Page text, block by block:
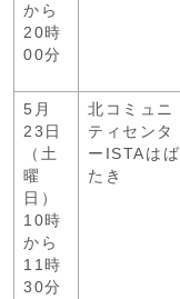
から
20時
00分
5月
23日
（土
曜
日）
10時
から
11時
30分
北コミュニ
ティセンタ
ーISTAはば
たき